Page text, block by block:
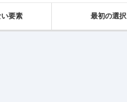
要素 最初の選択